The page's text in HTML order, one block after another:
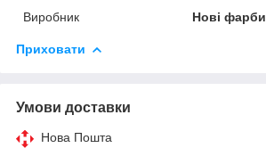
Виробник
Нові фарби
Приховати
Умови доставки
Нова Пошта